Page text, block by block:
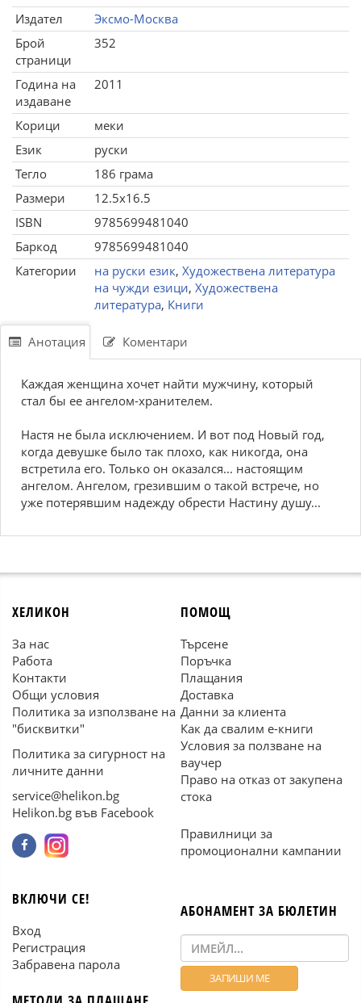
Издател
Эксмо-Москва
Брой
страници
352
Година на
издаване
2011
Корици
меки
Език
руски
Тегло
186 грама
Размери
12.5x16.5
ISBN
9785699481040
Баркод
9785699481040
Категории
на руски език, Художествена литература
на чужди езици, Художествена
литература, Книги
Анотация Коментари
Каждая женщина хочет найти мужчину, который
стал бы ее ангелом-хранителем.
Настя не была исключением. И вот под Новый год,
когда девушке было так плохо, как никогда, она
встретила его. Только он оказался... настоящим
ангелом. Ангелом, грезившим о такой встрече, но
уже потерявшим надежду обрести Настину душу...
ХЕЛИКОН
За нас
Работа
Контакти
Общи условия
Политика за използване на
"бисквитки"
Политика за сигурност на
личните данни
service@helikon.bg
Helikon.bg във Facebook
ПОМОЩ
Търсене
Поръчка
Плащания
Доставка
Данни за клиента
Как да свалим е-книги
Условия за ползване на
ваучер
Право на отказ от закупена
стока
Правилници за
промоционални кампании
ВКЛЮЧИ СЕ!
Вход
Регистрация
Забравена парола
АБОНАМЕНТ ЗА БЮЛЕТИН